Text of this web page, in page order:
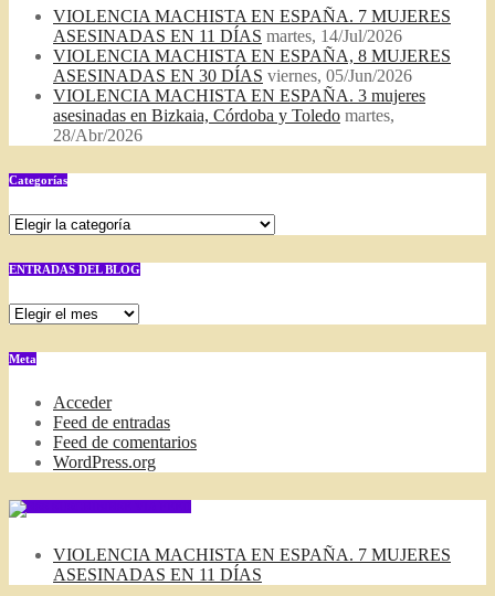
VIOLENCIA MACHISTA EN ESPAÑA. 7 MUJERES
ASESINADAS EN 11 DÍAS martes, 14/Jul/2026
VIOLENCIA MACHISTA EN ESPAÑA, 8 MUJERES
ASESINADAS EN 30 DÍAS viernes, 05/Jun/2026
VIOLENCIA MACHISTA EN ESPAÑA. 3 mujeres
asesinadas en Bizkaia, Córdoba y Toledo martes,
28/Abr/2026
Categorías
Categorías
ENTRADAS DEL BLOG
ENTRADAS
BLOG
Meta
Acceder
Feed de entradas
Feed de comentarios
WordPress.org
VIOLENCIA MACHISTA EN ESPAÑA. 7 MUJERES
ASESINADAS EN 11 DÍAS